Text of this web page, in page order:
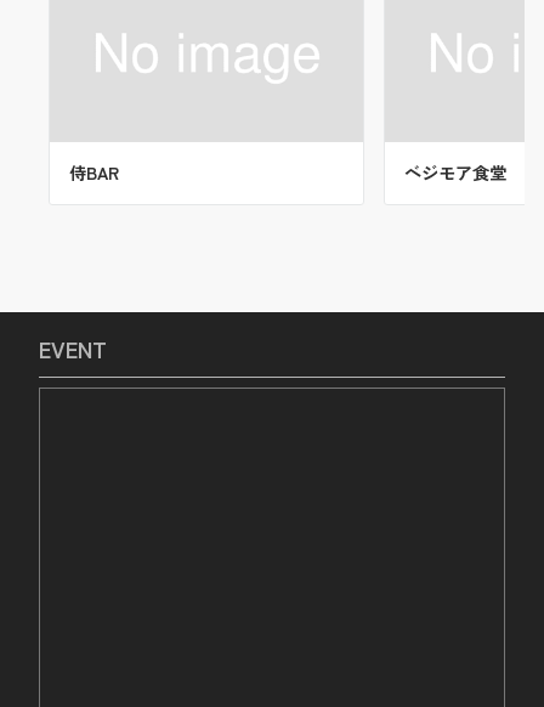
侍BAR ベジモア食堂
EVENT